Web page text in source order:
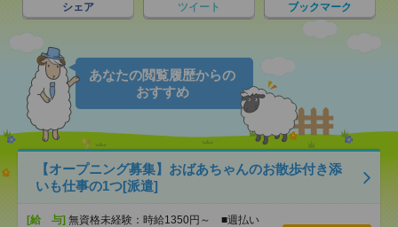
シェア ツイート ブックマーク
あなたの閲覧履歴からの
おすすめ
【オープニング募集】おばあちゃんのお散歩付き添
いも仕事の1つ[派遣]
[給 与] 無資格未経験：時給1350円～ ■週払い